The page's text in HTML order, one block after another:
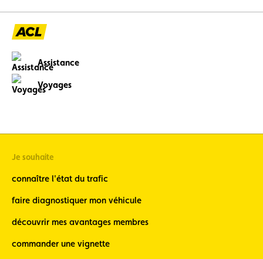
Assistance
Voyages
Je souhaite
connaître l'état du trafic
faire diagnostiquer mon véhicule
découvrir mes avantages membres
commander une vignette